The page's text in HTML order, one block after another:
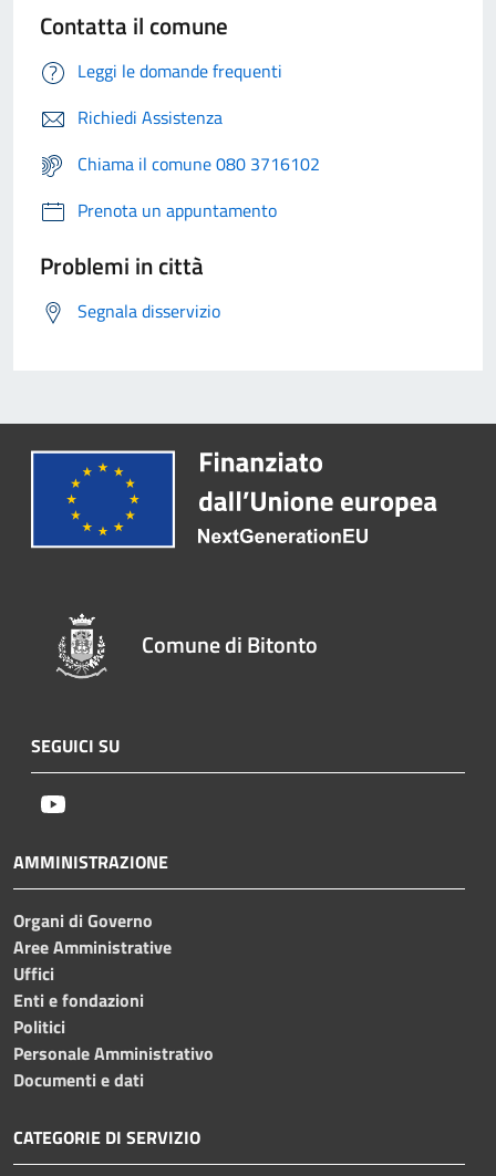
Contatta il comune
Leggi le domande frequenti
Richiedi Assistenza
Chiama il comune 080 3716102
Prenota un appuntamento
Problemi in città
Segnala disservizio
Comune di Bitonto
SEGUICI SU
AMMINISTRAZIONE
Organi di Governo
Aree Amministrative
Uffici
Enti e fondazioni
Politici
Personale Amministrativo
Documenti e dati
CATEGORIE DI SERVIZIO